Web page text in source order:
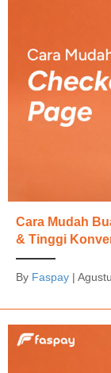
Cara Mudah
& Tinggi
By Faspay |